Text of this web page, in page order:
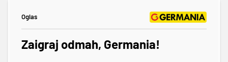
Oglas
Zaigraj odmah, Germania!